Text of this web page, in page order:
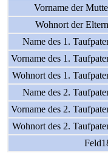
Vorname der
Wohnort der
Name des 1.
Vorname des 1.
Wohnort des 1.
Name des 2.
Vorname des 2.
Wohnort des 2.